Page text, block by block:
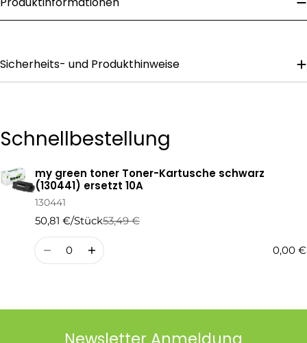
Ihre
Sicherheits- und Produkthinweise
Schnellbestellung
Ihr
Warenkorb
my green toner Toner-Kartusche schwarz
(130441) ersetzt 10A
130441
50,81 €/Stück
Regulärer
Preis
53,49 €
Verkaufspreis
Menge
0,00 €